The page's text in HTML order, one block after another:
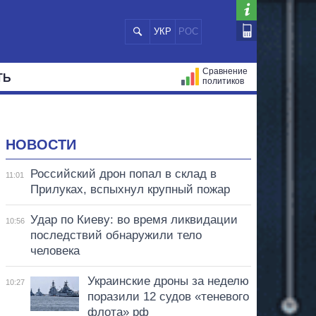
УКР РОС
Сравнение
политиков
НОВОСТИ
11:01
Российский дрон попал в склад в
Прилуках, вспыхнул крупный пожар
10:56
Удар по Киеву: во время ликвидации
последствий обнаружили тело
человека
10:27
Украинские дроны за неделю
поразили 12 судов «теневого
флота» рф